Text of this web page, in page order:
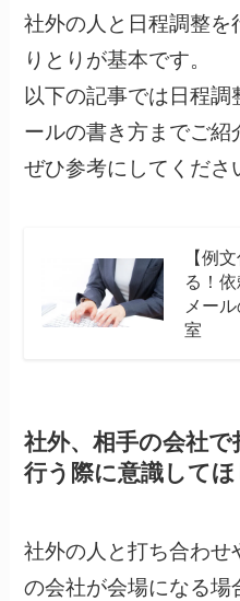
社外の人と日程調整を
りとりが基本です。
以下の記事では日程
ールの書き方までご紹
ぜひ参考にしてくださ
【例
る！
メー
室
社外、相手の会社
行う際に意識して
社外の人と打ち合わ
の会社が会場になる場